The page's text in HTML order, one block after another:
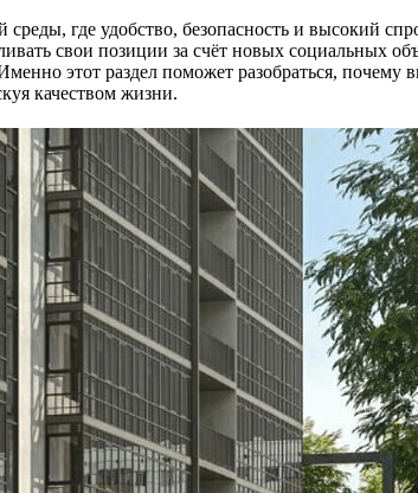
где удобство, безопасность и высокий
свои позиции за счёт новых социальных
этот раздел поможет разобраться,
качеством жизни.